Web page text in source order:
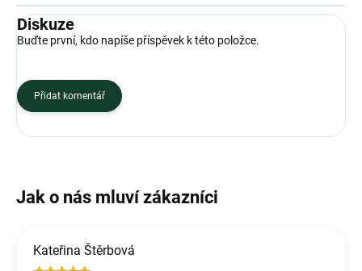
Diskuze
Buďte první, kdo napíše příspěvek k této položce.
Přidat komentář
Kateřina Štěrbová